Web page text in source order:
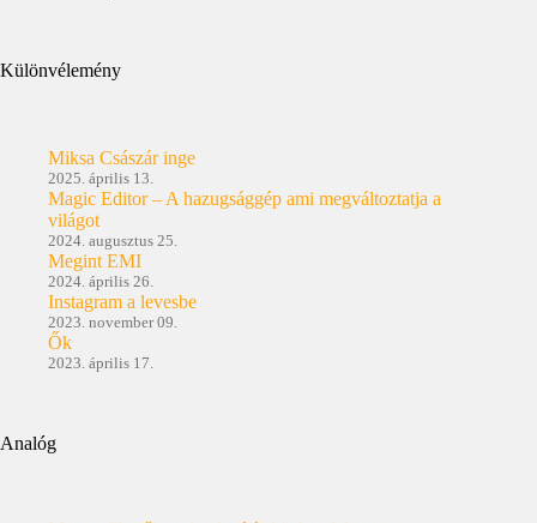
Különvélemény
Miksa Császár inge
2025. április 13.
Magic Editor – A hazugsággép ami megváltoztatja a
világot
2024. augusztus 25.
Megint EMI
2024. április 26.
Instagram a levesbe
2023. november 09.
Ők
2023. április 17.
Analóg